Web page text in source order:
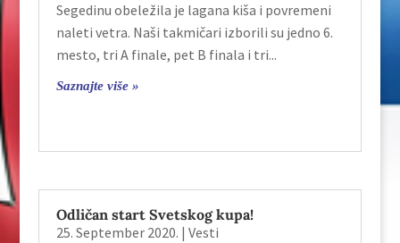
Segedinu obeležila je lagana kiša i povremeni
naleti vetra. Naši takmičari izborili su jedno 6.
mesto, tri A finale, pet B finala i tri...
Saznajte više »
Odličan start Svetskog kupa!
25. September 2020. | Vesti